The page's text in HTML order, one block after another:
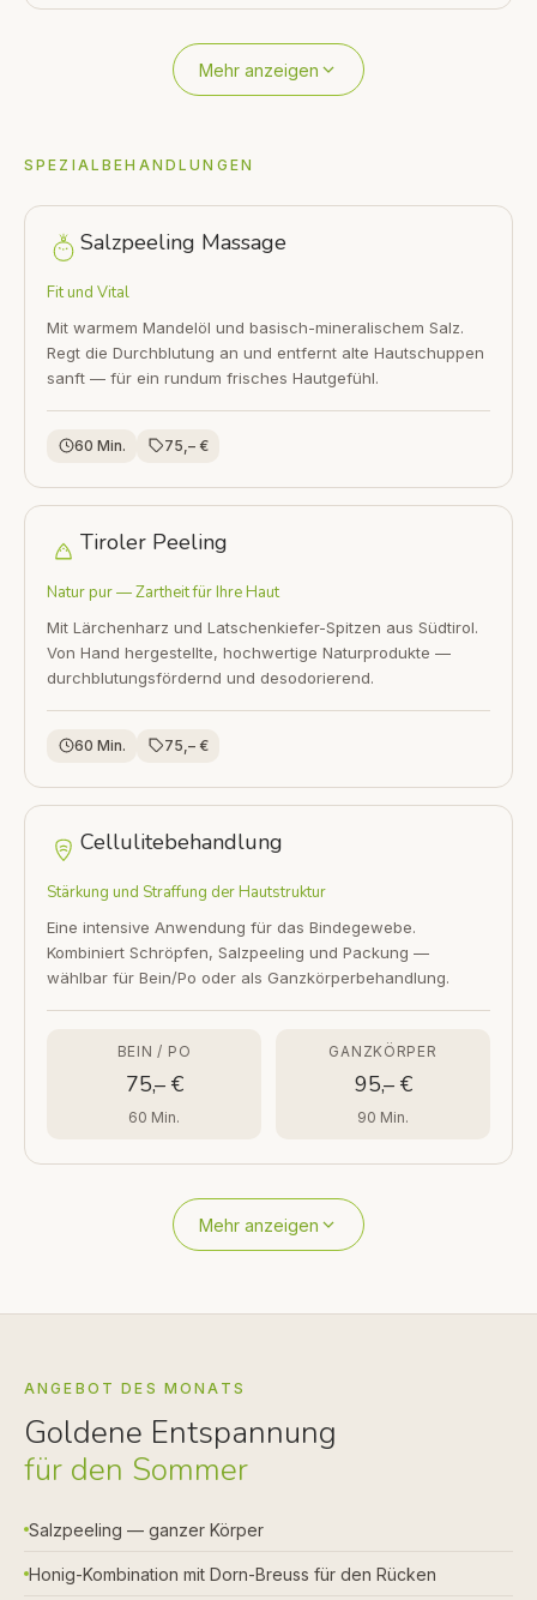
Mehr anzeigen
SPEZIALBEHANDLUNGEN
Salzpeeling Massage
Fit und Vital
Mit warmem Mandelöl und basisch-mineralischem Salz.
Regt die Durchblutung an und entfernt alte Hautschuppen
sanft — für ein rundum frisches Hautgefühl.
60 Min. 75,– €
Tiroler Peeling
Natur pur — Zartheit für Ihre Haut
Mit Lärchenharz und Latschenkiefer-Spitzen aus Südtirol.
Von Hand hergestellte, hochwertige Naturprodukte —
durchblutungsfördernd und desodorierend.
60 Min. 75,– €
Cellulitebehandlung
Stärkung und Straffung der Hautstruktur
Eine intensive Anwendung für das Bindegewebe.
Kombiniert Schröpfen, Salzpeeling und Packung —
wählbar für Bein/Po oder als Ganzkörperbehandlung.
BEIN / PO
75,– €
60 Min.
GANZKÖRPER
95,– €
90 Min.
Mehr anzeigen
ANGEBOT DES MONATS
Goldene Entspannung
für den Sommer
Salzpeeling — ganzer Körper
Honig-Kombination mit Dorn-Breuss für den Rücken